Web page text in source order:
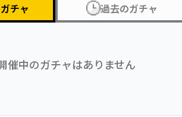
チャ 過去のガチャ
催中のガチャはありません